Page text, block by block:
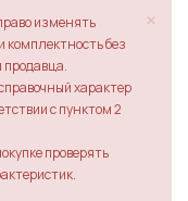
×
изменять
комплектность без
продавца.
характер
с пунктом 2
проверять